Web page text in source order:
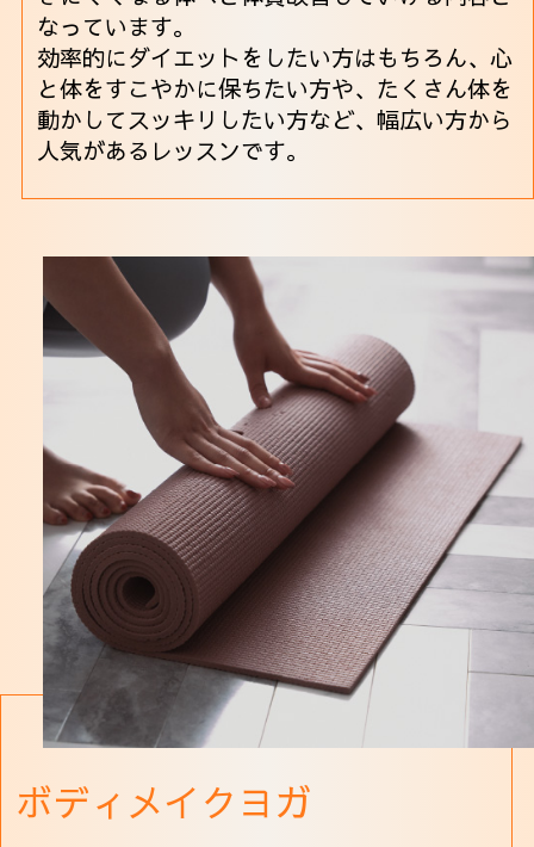
なっています。
効率的にダイエットをしたい方はもちろん、心
と体をすこやかに保ちたい方や、たくさん体を
動かしてスッキリしたい方など、幅広い方から
人気があるレッスンです。
ボディメイクヨガ